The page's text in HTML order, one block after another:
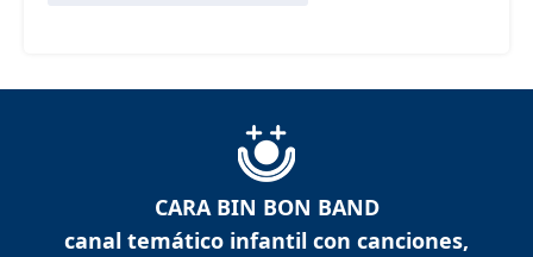
CARA BIN BON BAND
canal temático infantil con canciones,